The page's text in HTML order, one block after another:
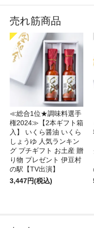
売れ筋商品
≪総合1位★調味料選手
権2024≫【2本ギフト箱
入】 いくら醤油 いくら
しょうゆ 人気ランキン
グ プチギフト お土産 贈
り物 プレゼント 伊豆村
の駅【TV出演】
3,447円(税込)